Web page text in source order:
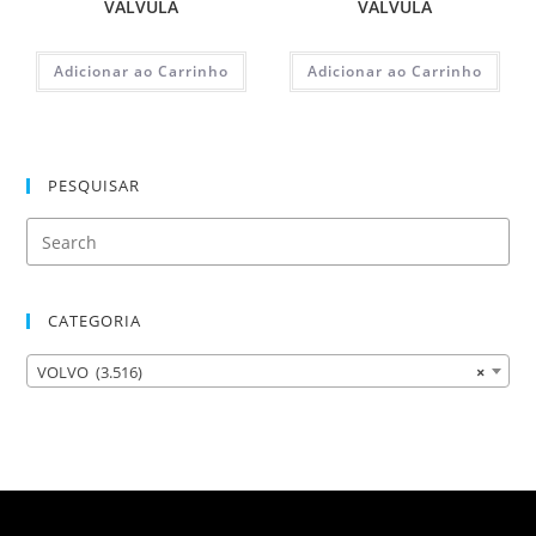
VALVULA
Adicionar ao Carrinho
VALVULA
Adicionar ao Carrinho
PESQUISAR
CATEGORIA
×
VOLVO (3.516)